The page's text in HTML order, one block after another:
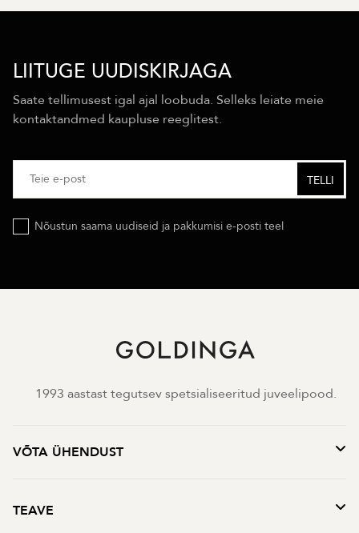
LIITUGE UUDISKIRJAGA
Saate tellimusest igal ajal loobuda. Selleks leiate meie
kontaktandmed kaupluse reeglitest.
Nõustun saama uudiseid ja pakkumisi e-posti teel
1993 aastast tegutsev spetsialiseeritud juveelipood.
VÕTA ÜHENDUST
TEAVE